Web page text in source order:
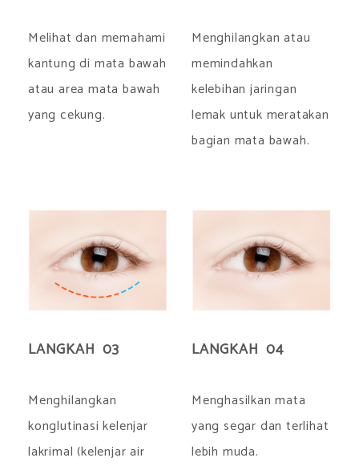
Melihat dan memahami
kantung di mata bawah
atau area mata bawah
yang cekung.
Menghilangkan atau
memindahkan
kelebihan jaringan
lemak untuk meratakan
bagian mata bawah.
LANGKAH 03
Menghilangkan
konglutinasi kelenjar
lakrimal (kelenjar air
LANGKAH 04
Menghasilkan mata
yang segar dan terlihat
lebih muda.